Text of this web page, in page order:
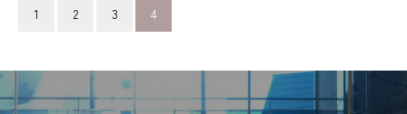
1 2 3 4